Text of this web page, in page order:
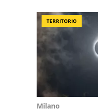
TERRITORIO
Milano